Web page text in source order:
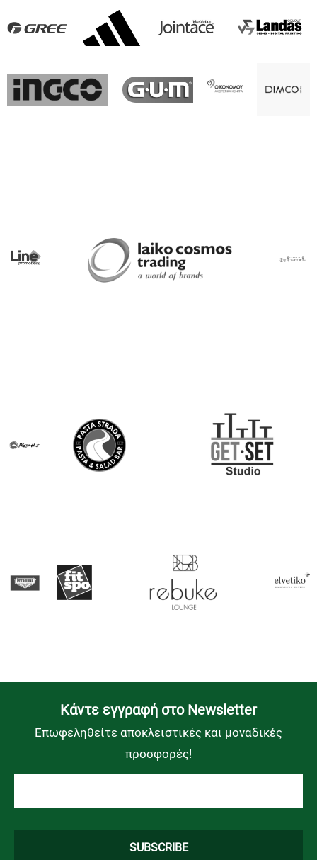
Kάντε εγγραφή στο Newsletter
Επωφεληθείτε αποκλειστικές και μοναδικές
προσφορές!